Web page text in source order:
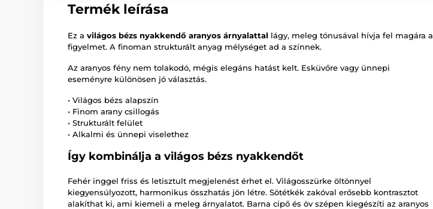
Termék leírása
Ez a világos bézs nyakkendő aranyos árnyalattal lágy, meleg tónusával hívja fel magára a
figyelmet. A finoman strukturált anyag mélységet ad a színnek.
Az aranyos fény nem tolakodó, mégis elegáns hatást kelt. Esküvőre vagy ünnepi
eseményre különösen jó választás.
• Világos bézs alapszín
• Finom arany csillogás
• Strukturált felület
• Alkalmi és ünnepi viselethez
Így kombinálja a világos bézs nyakkendőt
Fehér inggel friss és letisztult megjelenést érhet el. Világosszürke öltönnyel
kiegyensúlyozott, harmonikus összhatás jön létre. Sötétkék zakóval erősebb kontrasztot
alakíthat ki, ami kiemeli a meleg árnyalatot. Barna cipő és öv szépen kiegészíti az aranyos